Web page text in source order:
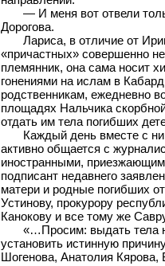
— И меня вот отвели
Дорогова.
Лариса, в отличие от
«причастных» совершенно
племянник, она сама носит
гонениями на ислам в
родственникам, ежедневно
площадях Нальчика
отдать им тела погибших
Каждый день вместе с
активно общается с
иностранными,
подписант недавнего
матери и родные погибших
Устинову, прокурору
Канокову и все тому же
«…Просим: выдать тела
установить истинную
Шогенова, Анатолия Кярова,